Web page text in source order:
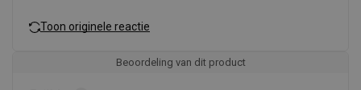
Toon originele reactie
Beoordeling van dit product